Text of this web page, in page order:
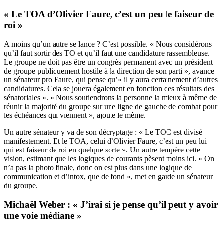
« Le TOA d’Olivier Faure, c’est un peu le faiseur de
roi »
A moins qu’un autre se lance ? C’est possible. « Nous considérons
qu’il faut sortir des TO et qu’il faut une candidature rassembleuse.
Le groupe ne doit pas être un congrès permanent avec un président
de groupe publiquement hostile à la direction de son parti », avance
un sénateur pro Faure, qui pense qu’« il y aura certainement d’autres
candidatures. Cela se jouera également en fonction des résultats des
sénatoriales ». « Nous soutiendrons la personne la mieux à même de
réunir la majorité du groupe sur une ligne de gauche de combat pour
les échéances qui viennent », ajoute le même.
Un autre sénateur y va de son décryptage : « Le TOC est divisé
manifestement. Et le TOA, celui d’Olivier Faure, c’est un peu lui
qui est faiseur de roi en quelque sorte ». Un autre tempère cette
vision, estimant que les logiques de courants pèsent moins ici. « On
n’a pas la photo finale, donc on est plus dans une logique de
communication et d’intox, que de fond », met en garde un sénateur
du groupe.
Michaël Weber : « J’irai si je pense qu’il peut y avoir
une voie médiane »